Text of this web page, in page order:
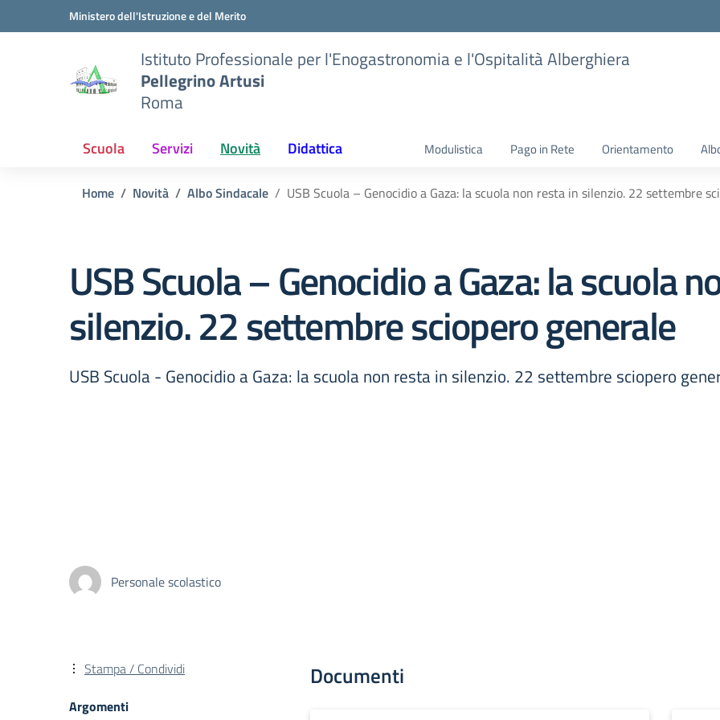
Vai ai contenuti
Vai al menu di navigazioneMinistero dell'Istruzione e del Merito
Istituto Professionale per l'Enogastronomia e l'Ospitalità Alberghiera
Pellegrino Artusi
Roma
Scuola Servizi Novità Didattica Modulistica Pago in Rete Orientamento
Home Novità Albo Sindacale USB Scuola – Genocidio a Gaza: la scuola non resta in silenzio. 22 settembre
USB Scuola – Genocidio a Gaza: la scuola
silenzio. 22 settembre sciopero generale
USB Scuola - Genocidio a Gaza: la scuola non resta in silenzio. 22 settembre sciopero
Personale scolastico
Documenti
Stampa / Condividi
Argomenti